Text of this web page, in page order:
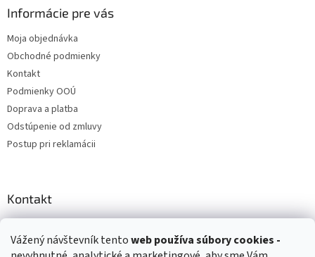
Vážený návštevník tentoweb používasúbory cookies -
Informácie pre vás
Moja objednávka
Obchodné podmienky
Kontakt
Podmienky OOÚ
Doprava a platba
Odstúpenie od zmluvy
Postup pri reklamácii
Kontakt
+421 903 144 673